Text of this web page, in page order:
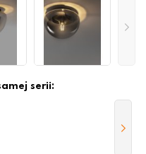
serii: